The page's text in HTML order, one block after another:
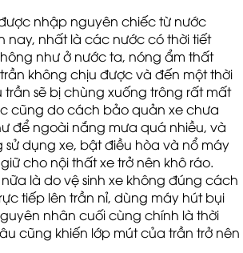
nhập nguyên chiếc từ nước
nay, nhất là các nước có thời tiết
như ở nước ta, nóng ẩm thất
không chịu được và đến một thời
trần sẽ bị chùng xuống trông rất mất
cũng do cách bảo quản xe chưa
để ngoài nắng mưa quá nhiều, và
sử dụng xe, bật điều hòa và nổ máy
cho nội thất xe trở nên khô ráo.
là do vệ sinh xe không đúng cách
tiếp lên trần nỉ, dùng máy hút bụi
nhân cuối cùng chính là thời
cũng khiến lớp mút của trần trở nên